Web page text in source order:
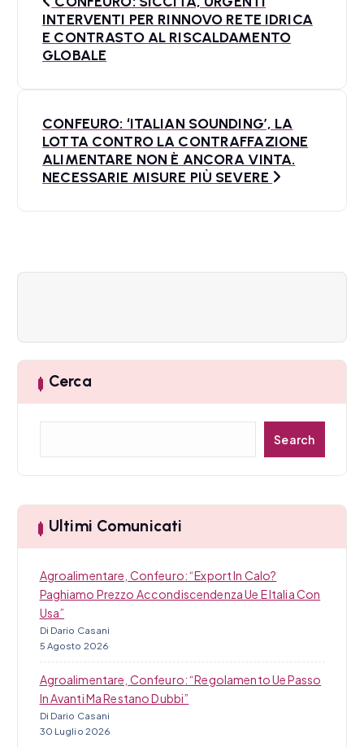
n
a
r
t
o
INTERVENTI PER RINNOVO RETE IDRICA
E CONTRASTO AL RISCALDAMENTO
GLOBALE
CONFEURO: ‘ITALIAN SOUNDING’, LA
LOTTA CONTRO LA CONTRAFFAZIONE
ALIMENTARE NON È ANCORA VINTA.
NECESSARIE MISURE PIÙ SEVERE
Cerca
a
Search
Ultimi Comunicati
Agroalimentare, Confeuro: “Export In Calo?
Paghiamo Prezzo Accondiscendenza Ue E Italia Con
Usa”
Di Dario Casani
5 Agosto 2026
Agroalimentare, Confeuro: “Regolamento Ue Passo
In Avanti Ma Restano Dubbi”
Di Dario Casani
30 Luglio 2026